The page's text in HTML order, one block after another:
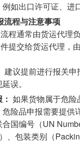
如出口许可证、进
流程与注意事项
程通常由货运代理
提交给货运代理，
建议提前进行报关申
误。
如果货物属于危
危险品申报需要提供
国编号（UN
、包装类别（